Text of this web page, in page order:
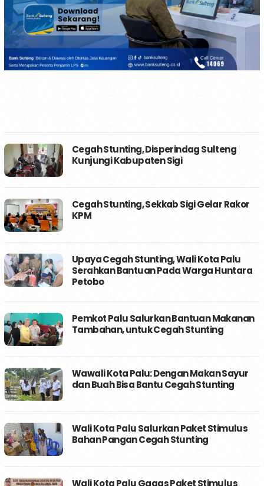
Cegah Stunting, Disperindag Sulteng
Kunjungi Kabupaten Sigi
Cegah Stunting, Sekkab Sigi Gelar Rakor
KPM
Upaya Cegah Stunting, Wali Kota Palu
Serahkan Bantuan Pada Warga Huntara
Petobo
Pemkot Palu Salurkan Bantuan Makanan
Tambahan, untuk Cegah Stunting
Wawali Kota Palu: Dengan Makan Sayur
dan Buah Bisa Bantu Cegah Stunting
Wali Kota Palu Salurkan Paket Stimulus
Bahan Pangan Cegah Stunting